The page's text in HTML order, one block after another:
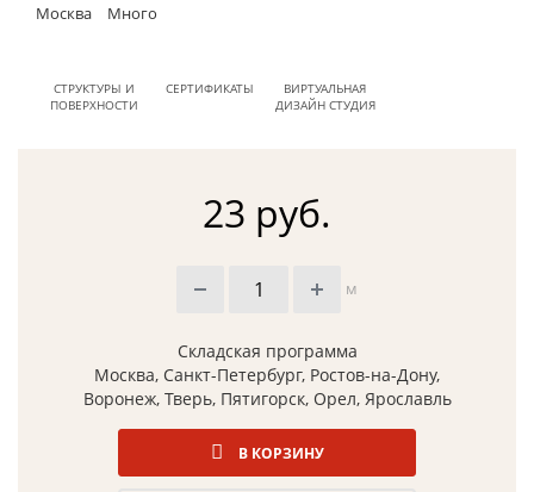
Москва
Много
СТРУКТУРЫ И
ПОВЕРХНОСТИ
СЕРТИФИКАТЫ
ВИРТУАЛЬНАЯ
ДИЗАЙН СТУДИЯ
23 руб.
м
Складская программа
Москва, Санкт-Петербург, Ростов-на-Дону,
Воронеж, Тверь, Пятигорск, Орел, Ярославль
В КОРЗИНУ